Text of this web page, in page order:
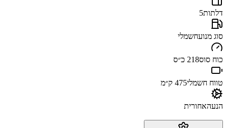
דלתות5
סוג מנועחשמלי
כוח סוס218 כ״ס
טווח חשמלי475 ק״מ
הנעהאחורית